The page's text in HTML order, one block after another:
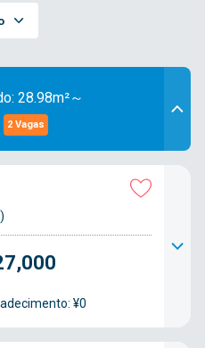
28.98m²～
2 Vagas
¥0